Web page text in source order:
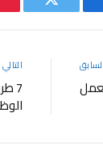
تويتر
التالي
7